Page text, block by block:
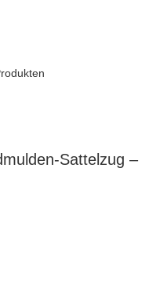
Sattelzug –